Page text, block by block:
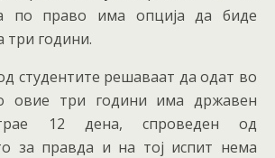
по право има опција да биде
три години.
студентите решаваат да одат во
овие три години има државен
12 дена, спроведен од
за правда и на тој испит нема